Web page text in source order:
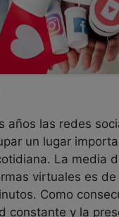
años las redes
un lugar
La media
virtuales es
Como
constante y la